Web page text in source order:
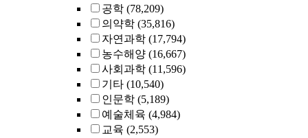
공학 (78,209)
의약학 (35,816)
자연과학 (17,794)
농수해양 (16,667)
사회과학 (11,596)
기타 (10,540)
인문학 (5,189)
예술체육 (4,984)
교육 (2,553)